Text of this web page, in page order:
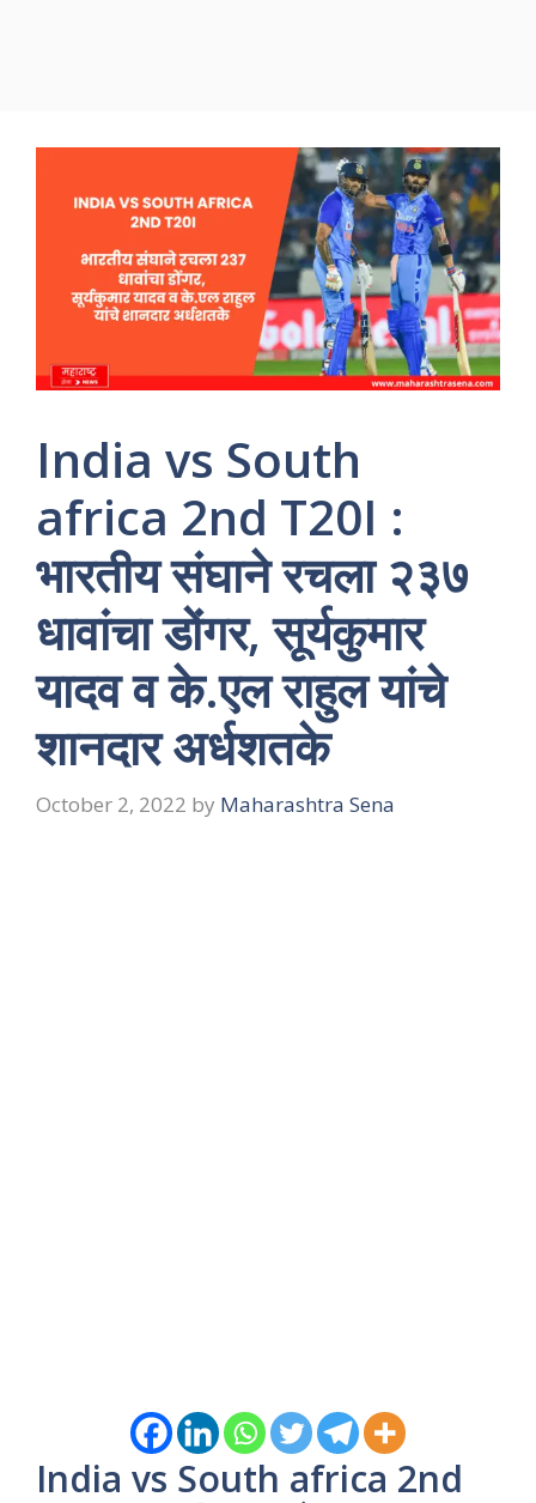
India vs South
africa 2nd T20I :
भारतीय संघाने रचला २३७
धावांचा डोंगर, सूर्यकुमार
यादव व के.एल राहुल यांचे
शानदार अर्धशतके
October 2, 2022 by Maharashtra Sena
India vs South africa 2nd